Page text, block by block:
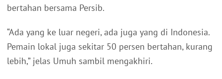
bertahan bersama Persib.
“Ada yang ke luar negeri, ada juga yang di Indonesia.
Pemain lokal juga sekitar 50 persen bertahan, kurang
lebih,” jelas Umuh sambil mengakhiri.